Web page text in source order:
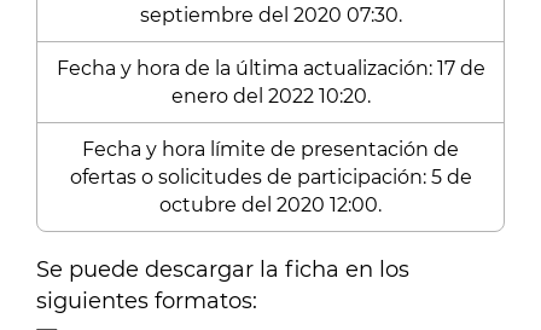
septiembre del 2020 07:30.
Fecha y hora de la última actualización: 17 de
enero del 2022 10:20.
Fecha y hora límite de presentación de
ofertas o solicitudes de participación: 5 de
octubre del 2020 12:00.
Se puede descargar la ficha en los
siguientes formatos: